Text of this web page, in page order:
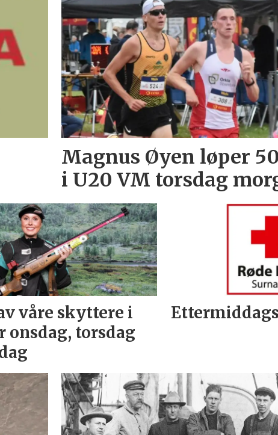
Magnus Øyen løper
i U20 VM torsdag
våre skyttere i
onsdag, torsdag